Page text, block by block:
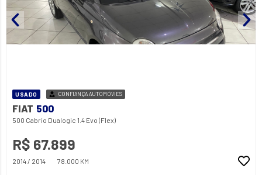
USADO CONFIANÇA AUTOMÓVIES
FIAT 500
500 Cabrio Dualogic 1.4 Evo (Flex)
R$ 67.899
2014 / 2014 78.000 KM